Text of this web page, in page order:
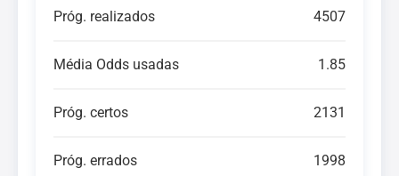
Próg. realizados 4507
Média Odds usadas 1.85
Próg. certos 2131
Próg. errados 1998